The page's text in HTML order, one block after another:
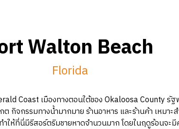
Walton Beach
Florida
Coast เมืองทางตอนใต้ของ Okaloosa County
ต กิจกรรมทางน้ำมากมาย ร้านอาหาร และร้านค้า เห
ห้ที่นี่มีรีสอร์ตริมชายหาดจำนวนมาก โดยในฤดูร้อนจะ